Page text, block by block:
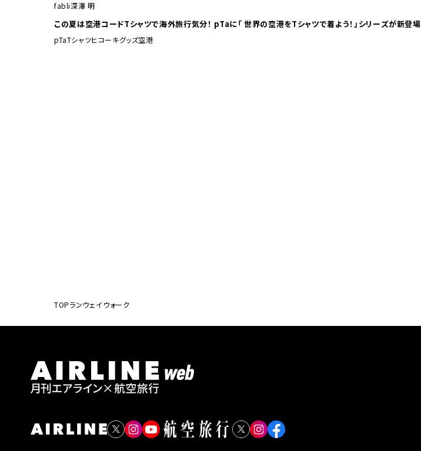
fabli深澤 明
この夏は空港コードTシャツで海外旅行気分！ pTaに「 世界の空港をTシャツで着よう！」シリーズが新登場
pTaTシャツヒコーキグッズ空港
TOPランウェイウォーク